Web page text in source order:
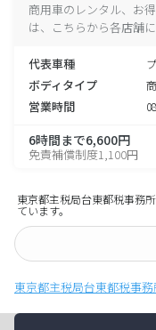
商用車のレンタル、お
は、こちらから各店舗
代表車種
ボディタイプ
営業時間
6時間まで6,600円
免責補償制度1,100円
東京都主税局台東都税事務
ています。
東京都主税局台東都税事